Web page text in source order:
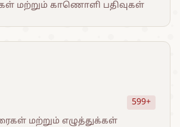
மற்றும் காணொளி பதிவுகள்
599+
மற்றும் எழுத்துக்கள்